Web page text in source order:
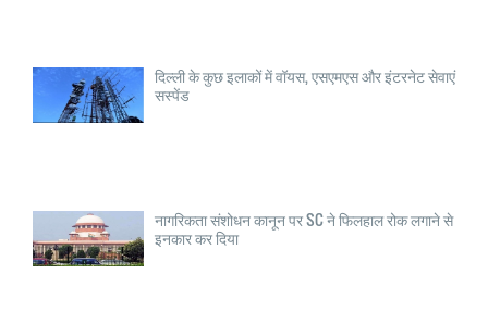
दिल्ली के कुछ इलाकों में वॉयस, एसएमएस और इंटरनेट सेवाएं
सस्पेंड
नागरिकता संशोधन कानून पर SC ने फिलहाल रोक लगाने से
इनकार कर दिया